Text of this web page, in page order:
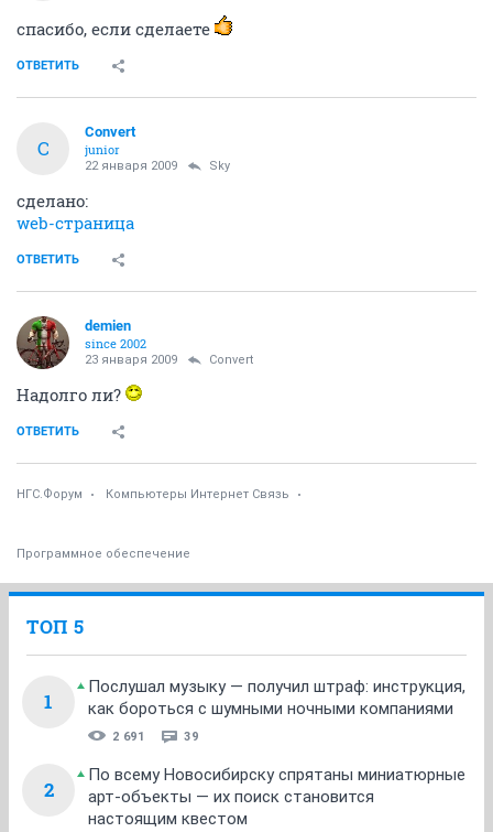
спасибо, если сделаете
ОТВЕТИТЬ
C
Convert
junior
22 января 2009 Sky
сделано:
web-страница
ОТВЕТИТЬ
demien
since 2002
23 января 2009 Convert
Надолго ли?
ОТВЕТИТЬ
НГС.Форум Компьютеры Интернет Связь
Программное обеспечение
ТОП 5
1
Послушал музыку — получил штраф: инструкция,
как бороться с шумными ночными компаниями
2 691 39
2
По всему Новосибирску спрятаны миниатюрные
арт-объекты — их поиск становится
настоящим квестом